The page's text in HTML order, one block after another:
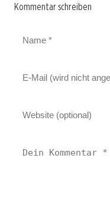
Kommentar schreiben